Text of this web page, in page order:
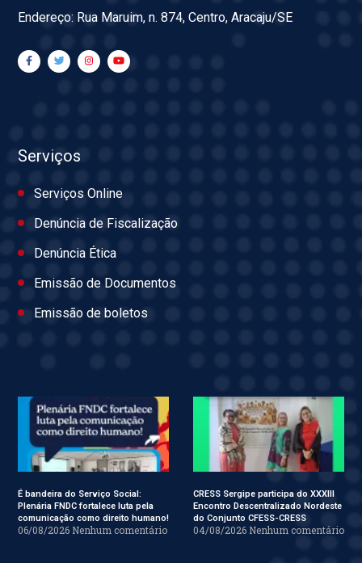
Endereço: Rua Maruim, n. 874, Centro, Aracaju/SE
Serviços
Serviços Online
Denúncia de Fiscalização
Denúncia Ética
Emissão de Documentos
Emissão de boletos
É bandeira do Serviço Social:
Plenária FNDC fortalece luta pela
comunicação como direito humano!
06/08/2026 Nenhum comentário
CRESS Sergipe participa do XXXIII
Encontro Descentralizado Nordeste
do Conjunto CFESS-CRESS
04/08/2026 Nenhum comentário